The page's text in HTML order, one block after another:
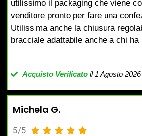
utilissimo il packaging che viene
venditore pronto per fare una
Utilissima anche la chiusura
bracciale adattabile anche a chi
Acquisto Verificatoil 1 Agosto 2026
Michela G.
5/5     